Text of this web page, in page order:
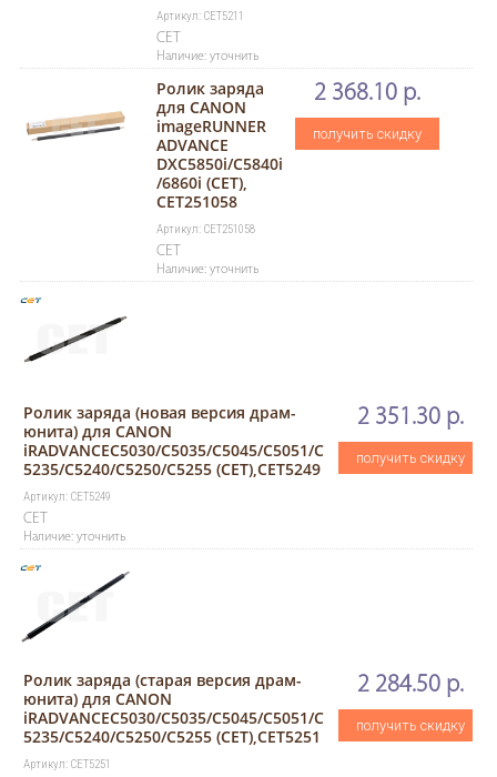
Артикул: CET5211
CET
Наличие: уточнить
Ролик заряда
для CANON
imageRUNNER
ADVANCE
DXC5850i/C5840i
/6860i (CET),
CET251058
Артикул: CET251058
CET
Наличие: уточнить
2 368.10 р.
получить скидку
Ролик заряда (новая версия драм-
юнита) для CANON
iRADVANCEC5030/C5035/C5045/C5051/C
5235/C5240/C5250/C5255 (CET),CET5249
Артикул: CET5249
CET
Наличие: уточнить
2 351.30 р.
получить скидку
Ролик заряда (старая версия драм-
юнита) для CANON
iRADVANCEC5030/C5035/C5045/C5051/C
5235/C5240/C5250/C5255 (CET),CET5251
Артикул: CET5251
2 284.50 р.
получить скидку